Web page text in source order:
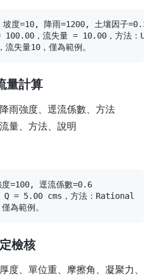
坡度=10, 降雨=1200, 土壤因子=0.3,
100.00，流失量 = 10.00，方法：USLE
量計算
雨強度、逕流係數、方法
量、方法、說明
=100, 逕流係數=0.6
Q = 5.00 cms，方法：Rational
檢核
度、單位重、摩擦角、凝聚力、